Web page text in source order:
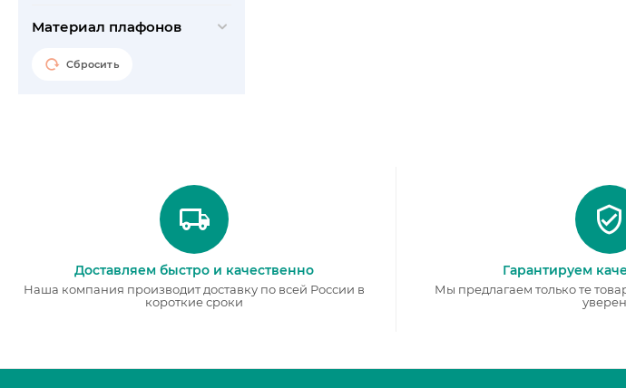
Материал плафонов
Сбросить
Доставляем быстро и качественно
Наша компания производит доставку по всей России в
короткие сроки
Гарантируем
Мы предлагаем только те